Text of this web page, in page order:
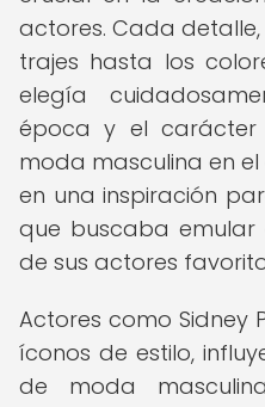
actores. Cada
trajes hasta los
elegía
época y el carácter
moda masculina en
en una inspiración
que buscaba emular
de sus actores
Actores como Sidney
íconos de estilo,
de moda